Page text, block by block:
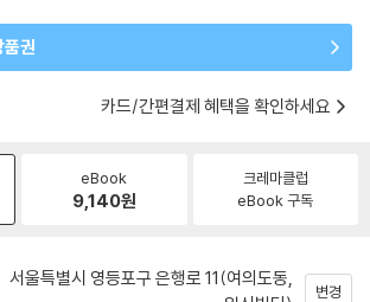
품권
카드/간편결제 혜택을 확인하세요
eBook
9,140원
크레마클럽
eBook 구독
서울특별시 영등포구 은행로 11(여의도동,
변경